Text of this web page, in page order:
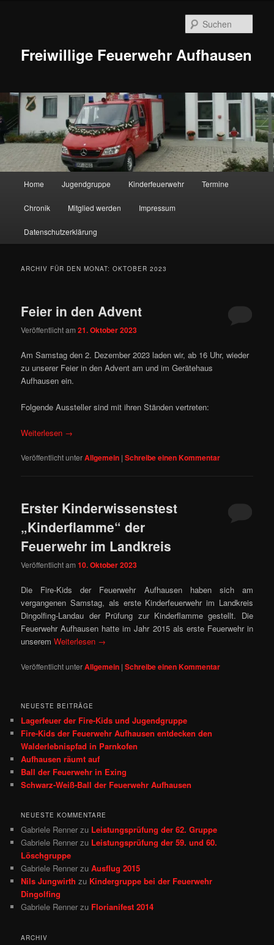
Freiwillige Feuerwehr Aufhausen
Home Jugendgruppe Kinderfeuerwehr Termine
Chronik Mitglied werden Impressum
Datenschutzerklärung
ARCHIV FÜR DEN MONAT:OKTOBER 2023
Feier in den Advent
Veröffentlicht am21. Oktober 2023
Am Samstag den 2. Dezember 2023 laden wir, ab 16 Uhr, wieder
zu unserer Feier in den Advent am und im Gerätehaus
Aufhausen ein.
Folgende Aussteller sind mit ihren Ständen vertreten:
Weiterlesen →
Veröffentlicht unterAllgemein |Schreibe einen Kommentar
Erster Kinderwissenstest
„Kinderflamme“ der
Feuerwehr im Landkreis
Veröffentlicht am10. Oktober 2023
Die Fire-Kids der Feuerwehr Aufhausen haben sich am
vergangenen Samstag, als erste Kinderfeuerwehr im Landkreis
Dingolfing-Landau der Prüfung zur Kinderflamme gestellt. Die
Feuerwehr Aufhausen hatte im Jahr 2015 als erste Feuerwehr in
unseremWeiterlesen →
Veröffentlicht unterAllgemein |Schreibe einen Kommentar
NEUESTE BEITRÄGE
Lagerfeuer der Fire-Kids und Jugendgruppe
Fire‑Kids der Feuerwehr Aufhausen entdecken den
Walderlebnispfad in Parnkofen
Aufhausen räumt auf
Ball der Feuerwehr in Exing
Schwarz-Weiß-Ball der Feuerwehr Aufhausen
NEUESTE KOMMENTARE
Gabriele Renner zu Leistungsprüfung der 62. Gruppe
Gabriele Renner zu Leistungsprüfung der 59. und 60.
Löschgruppe
Gabriele Renner zuAusflug 2015
Nils Jungwirth zu Kindergruppe bei der Feuerwehr
Dingolfing
Gabriele Renner zu Florianifest 2014
ARCHIV